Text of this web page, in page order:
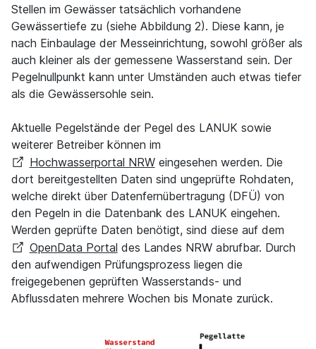
Stellen im Gewässer tatsächlich vorhandene
Gewässertiefe zu (siehe Abbildung 2). Diese kann, je
nach Einbaulage der Messeinrichtung, sowohl größer als
auch kleiner als der gemessene Wasserstand sein. Der
Pegelnullpunkt kann unter Umständen auch etwas tiefer
als die Gewässersohle sein.
Aktuelle Pegelstände der Pegel des LANUK sowie
weiterer Betreiber können im
Hochwasserportal NRWeingesehen werden. Die
dort bereitgestellten Daten sind ungeprüfte Rohdaten,
welche direkt über Datenfernübertragung (DFÜ) von
den Pegeln in die Datenbank des LANUK eingehen.
Werden geprüfte Daten benötigt, sind diese auf dem
OpenData Portal des Landes NRW abrufbar. Durch
den aufwendigen Prüfungsprozess liegen die
freigegebenen geprüften Wasserstands- und
Abflussdaten mehrere Wochen bis Monate zurück.